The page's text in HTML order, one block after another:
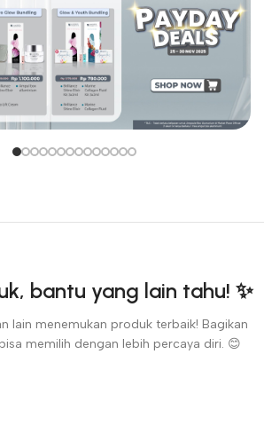
bantu yang lain tahu! ✨
lain menemukan produk terbaik! Bagikan
memilih dengan lebih percaya diri. 😊